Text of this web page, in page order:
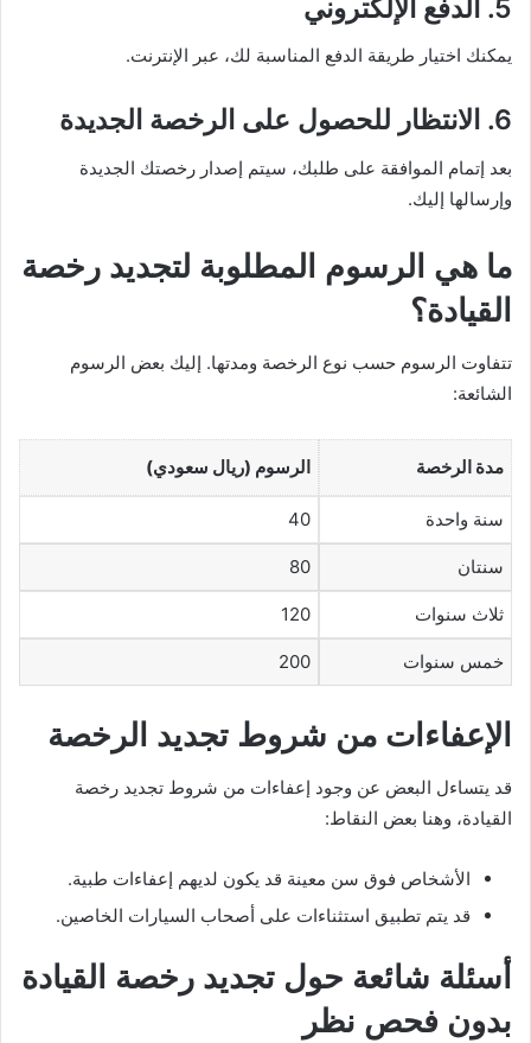
5. الدفع الإلكتروني
يمكنك اختيار طريقة الدفع المناسبة لك، عبر الإنترنت.
6. الانتظار للحصول على الرخصة الجديدة
بعد إتمام الموافقة على طلبك، سيتم إصدار رخصتك الجديدة
وإرسالها إليك.
ما هي الرسوم المطلوبة لتجديد رخصة
القيادة؟
تتفاوت الرسوم حسب نوع الرخصة ومدتها. إليك بعض الرسوم
الشائعة:
مدة الرخصة الرسوم (ريال سعودي)
سنة واحدة 40
سنتان 80
ثلاث سنوات 120
خمس سنوات 200
الإعفاءات من شروط تجديد الرخصة
قد يتساءل البعض عن وجود إعفاءات من شروط تجديد رخصة
القيادة، وهنا بعض النقاط:
الأشخاص فوق سن معينة قد يكون لديهم إعفاءات طبية.
قد يتم تطبيق استثناءات على أصحاب السيارات الخاصين.
أسئلة شائعة حول تجديد رخصة القيادة
بدون فحص نظر